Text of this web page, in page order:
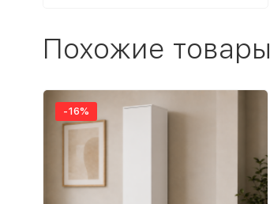
Похожие товары
-16%